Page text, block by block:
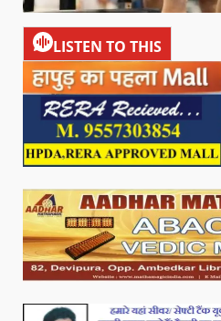
LISTEN TO THIS